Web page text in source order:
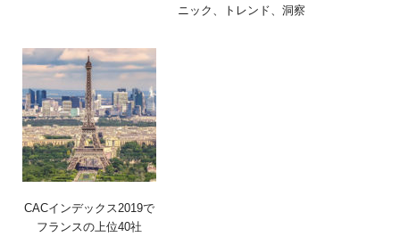
ニック、トレンド、洞察
CACインデックス2019で
フランスの上位40社